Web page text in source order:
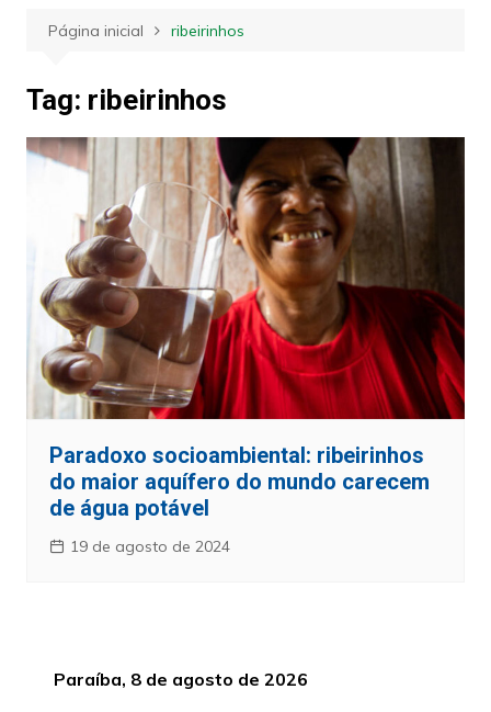
Página inicial ribeirinhos
Tag: ribeirinhos
Paradoxo socioambiental: ribeirinhos
do maior aquífero do mundo carecem
de água potável
19 de agosto de 2024
Paraíba, 8 de agosto de 2026